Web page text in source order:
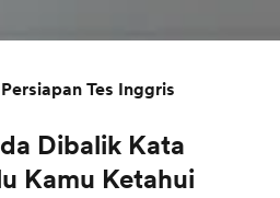
Tes Inggris
Dibalik Kata
Kamu Ketahui